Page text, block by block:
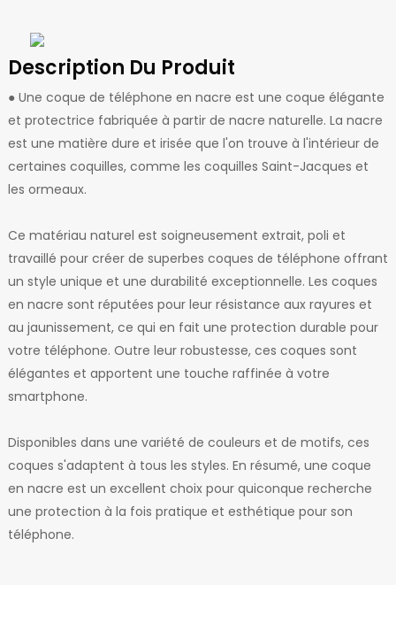
Description Du Produit
● Une coque de téléphone en nacre est une coque élégante
et protectrice fabriquée à partir de nacre naturelle. La nacre
est une matière dure et irisée que l'on trouve à l'intérieur de
certaines coquilles, comme les coquilles Saint-Jacques et
les ormeaux.
Ce matériau naturel est soigneusement extrait, poli et
travaillé pour créer de superbes coques de téléphone offrant
un style unique et une durabilité exceptionnelle. Les coques
en nacre sont réputées pour leur résistance aux rayures et
au jaunissement, ce qui en fait une protection durable pour
votre téléphone. Outre leur robustesse, ces coques sont
élégantes et apportent une touche raffinée à votre
smartphone.
Disponibles dans une variété de couleurs et de motifs, ces
coques s'adaptent à tous les styles. En résumé, une coque
en nacre est un excellent choix pour quiconque recherche
une protection à la fois pratique et esthétique pour son
téléphone.